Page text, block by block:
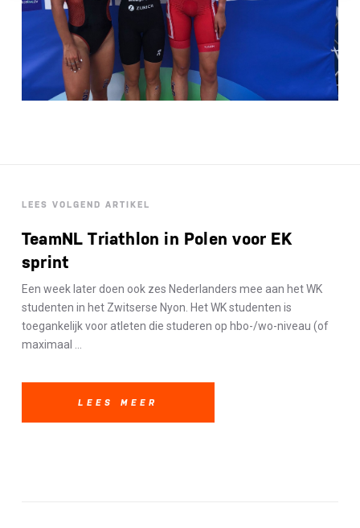
LEES VOLGEND ARTIKEL
TeamNL Triathlon in Polen voor EK
sprint
Een week later doen ook zes Nederlanders mee aan het WK
studenten in het Zwitserse Nyon. Het WK studenten is
toegankelijk voor atleten die studeren op hbo-/wo-niveau (of
maximaal ...
LEES MEER